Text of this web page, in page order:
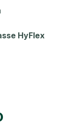
HyFlex